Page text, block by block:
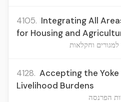
4105. Integrating All
for Housing and
וחקלאות
4128. Accepting the
Livelihood Burdens
הפרנסה